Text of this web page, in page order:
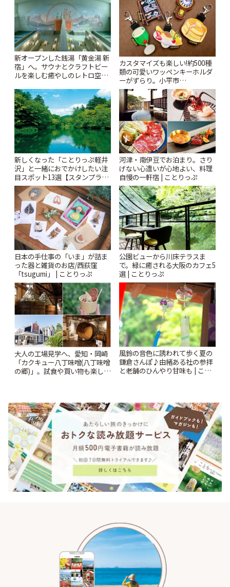
新オープンした銭湯「黄金湯 新
宿」へ。サウナとクラフトビー
ルを楽しむ癒やしのレトロ空間
カスタマイズも楽しい!約500種
類の可愛いワッペンキーホルダ
ーがずらり。小平市
「Kimamaya T&K」 | ことりっ
ぷ
新しくなった「ことりっぷ軽井
沢」と一緒におでかけしたい注
目スポット13選【スタンプラリ
ー開催中】 | ことりっぷ
河津・南伊豆でお泊まり。さり
げない心遣いが心地よい、料理
自慢の一軒宿 | ことりっぷ
日本の手仕事の「いま」が詰ま
った器と雑貨のお店/西荻窪
「tsugumi」 | ことりっぷ
公園ビューから川床テラスま
で。緑に癒される大阪のカフェ5
選 | ことりっぷ
大人の工場見学へ、愛知・岡崎
「カクキュー八丁味噌(八丁味噌
の郷)」。試食や買い物も楽しみ
風鈴の音色に誘われて歩く夏の
鎌倉さんぽ♪由緒ある社の参拝
と老舗のひんやり甘味も | こと